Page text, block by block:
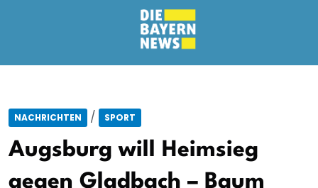
NACHRICHTEN / SPORT
Augsburg will Heimsieg
gegen Gladbach – Baum